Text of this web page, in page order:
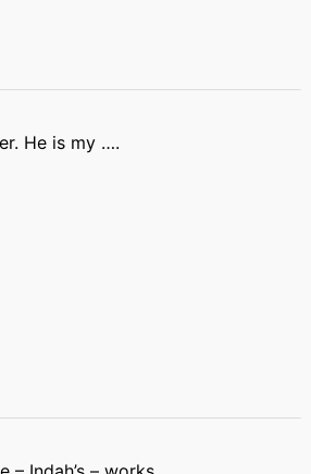
He is my ….